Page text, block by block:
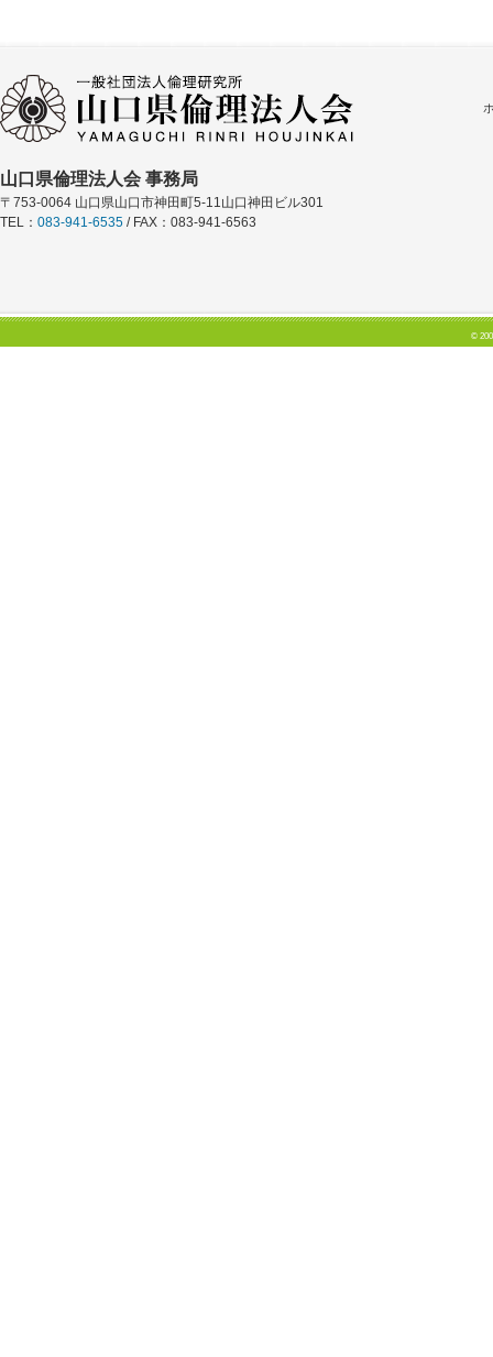
山口県倫理法人会 事務局
〒753-0064 山口県山口市神田町5-11山口神田ビル301
TEL： 083-941-6535 / FAX：083-941-6563
©